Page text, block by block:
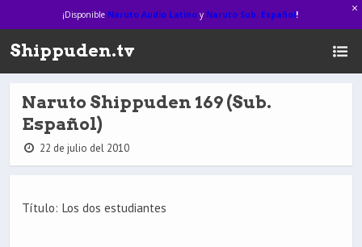
¡Disponible Naruto Audio Latinoy Naruto Sub. Español!
Shippuden.tv
Naruto Shippuden 169 (Sub.
Español)
22 de julio del 2010
Título: Los dos estudiantes